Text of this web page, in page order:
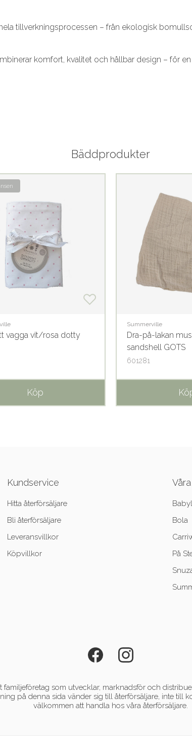
tillverkningsprocessen – från ekologisk
komfort, kvalitet och hållbar design – för
Bäddprodukter
vagga vit/rosa dotty
Köp
Summerville
Dra-på-lakan
sandshell GOTS
601281
Kundservice
Hitta återförsäljare
Bli återförsäljare
Leveransvillkor
Köpvillkor
Bola
På
familjeföretag som utvecklar, marknadsför och
på denna sida vänder sig till återförsäljare, inte till
välkommen att handla hos våra återförsäljare.